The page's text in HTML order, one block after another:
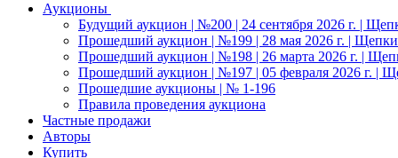
Аукционы
Будущий аукцион | №200 | 24 сентября 2026 г. |
Прошедший аукцион | №199 | 28 мая 2026 г. |
Прошедший аукцион | №198 | 26 марта 2026 г. |
Прошедший аукцион | №197 | 05 февраля 2026 г. |
Прошедшие аукционы | № 1-196
Правила проведения аукциона
Частные продажи
Авторы
Купить